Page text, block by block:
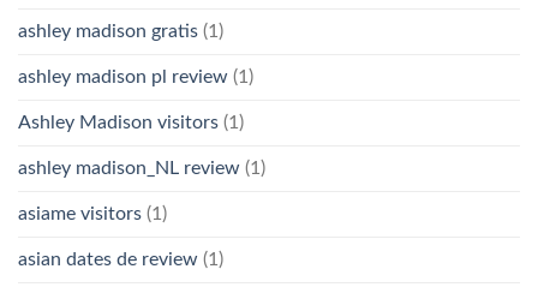
ashley madison gratis (1)
ashley madison pl review (1)
Ashley Madison visitors (1)
ashley madison_NL review (1)
asiame visitors (1)
asian dates de review (1)